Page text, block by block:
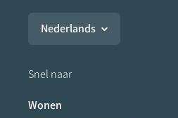
Nederlands
Snel naar
Wonen